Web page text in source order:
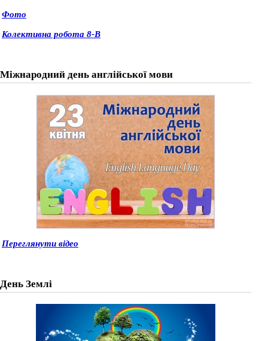
Фото
Колективна робота 8-В
Міжнародний день англійської мови
Переглянути відео
День Землі